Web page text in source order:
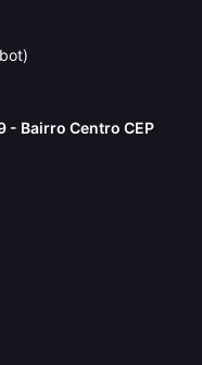
- Bairro Centro CEP